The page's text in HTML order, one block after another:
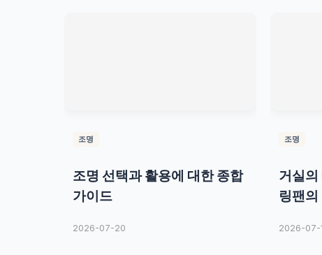
조명
조명 선택과 활용에 대한 종합
가이드
2026-07-20
조명
거실의
링팬의
2026-07-